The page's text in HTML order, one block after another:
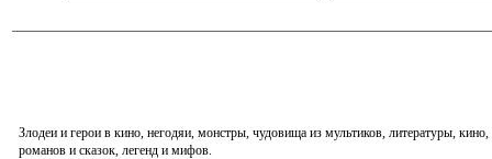
Злодеи и герои в кино, негодяи, монстры, чудовища из мультиков, литературы,
романов и сказок, легенд и мифов.